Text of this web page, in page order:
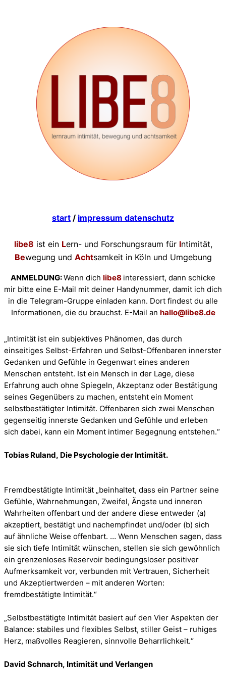
start / impressum datenschutz
libe8 ist ein Lern- und Forschungsraum für Intimität,
Bewegung und Achtsamkeit in Köln und Umgebung
ANMELDUNG:Wenn dich libe8 interessiert, dann schicke
mir bitte eine E-Mail mit deiner Handynummer, damit ich dich
in die Telegram-Gruppe einladen kann. Dort findest du alle
Informationen, die du brauchst. E-Mail an hallo@libe8.de
„Intimität ist ein subjektives Phänomen, das durch
einseitiges Selbst-Erfahren und Selbst-Offenbaren innerster
Gedanken und Gefühle in Gegenwart eines anderen
Menschen entsteht. Ist ein Mensch in der Lage, diese
Erfahrung auch ohne Spiegeln, Akzeptanz oder Bestätigung
seines Gegenübers zu machen, entsteht ein Moment
selbstbestätigter Intimität. Offenbaren sich zwei Menschen
gegenseitig innerste Gedanken und Gefühle und erleben
sich dabei, kann ein Moment intimer Begegnung entstehen.“
Tobias Ruland, Die Psychologie der Intimität.
Fremdbestätigte Intimität „beinhaltet, dass ein Partner seine
Gefühle, Wahrnehmungen, Zweifel, Ängste und inneren
Wahrheiten offenbart und der andere diese entweder (a)
akzeptiert, bestätigt und nachempfindet und/oder (b) sich
auf ähnliche Weise offenbart. … Wenn Menschen sagen, dass
sie sich tiefe Intimität wünschen, stellen sie sich gewöhnlich
ein grenzenloses Reservoir bedingungsloser positiver
Aufmerksamkeit vor, verbunden mit Vertrauen, Sicherheit
und Akzeptiertwerden – mit anderen Worten:
fremdbestätigte Intimität.“
„Selbstbestätigte Intimität basiert auf den Vier Aspekten der
Balance: stabiles und flexibles Selbst, stiller Geist – ruhiges
Herz, maßvolles Reagieren, sinnvolle Beharrlichkeit.“
David Schnarch, Intimität und Verlangen